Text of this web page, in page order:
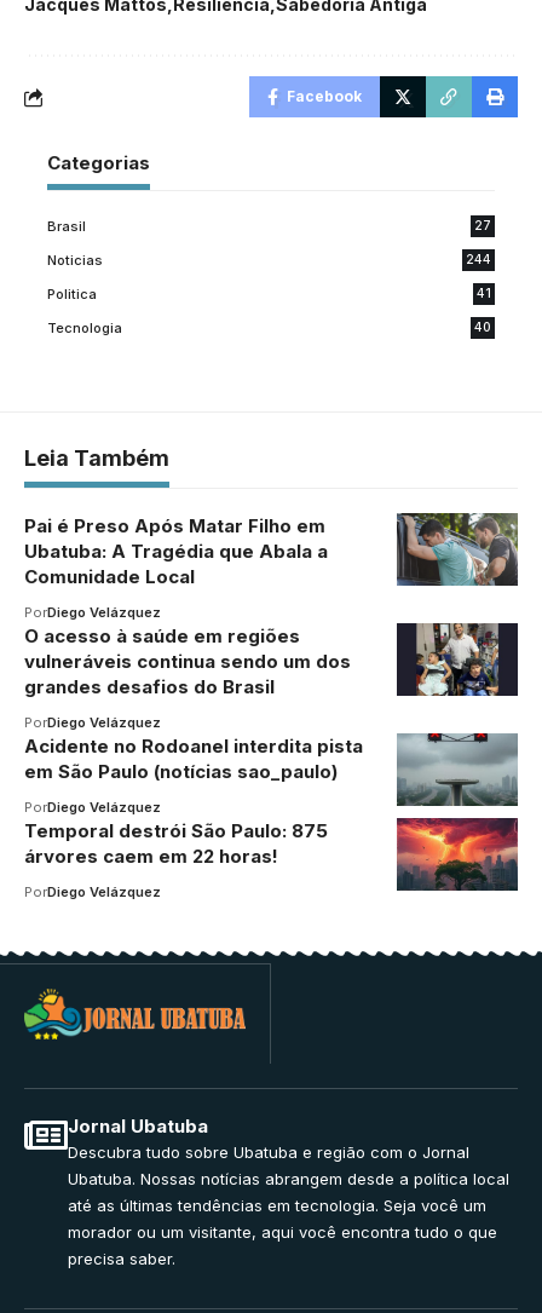
Jacques Mattos Resiliência Sabedoria Antiga
Facebook
Categorias
Brasil 27
Noticias 244
Politica 41
Tecnologia 40
Leia Também
Pai é Preso Após Matar Filho em
Ubatuba: A Tragédia que Abala a
Comunidade Local
PorDiego Velázquez
O acesso à saúde em regiões
vulneráveis continua sendo um dos
grandes desafios do Brasil
PorDiego Velázquez
Acidente no Rodoanel interdita pista
em São Paulo (notícias sao_paulo)
PorDiego Velázquez
Temporal destrói São Paulo: 875
árvores caem em 22 horas!
PorDiego Velázquez
Jornal Ubatuba
Descubra tudo sobre Ubatuba e região com o Jornal
Ubatuba. Nossas notícias abrangem desde a política local
até as últimas tendências em tecnologia. Seja você um
morador ou um visitante, aqui você encontra tudo o que
precisa saber.